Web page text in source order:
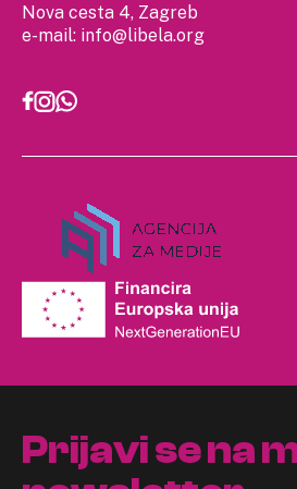
Nova cesta 4, Zagreb
e-mail: info@libela.org
Prijavi se na